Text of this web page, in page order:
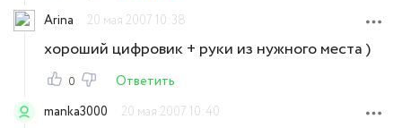
Arina
20 мая 2007 10:38
хороший цифровик + руки из нужного места )
0
Ответить
manka3000
20 мая 2007 10:40